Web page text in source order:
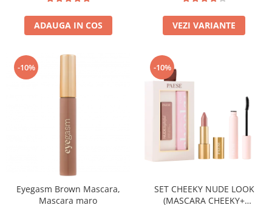
ADAUGA IN COS VEZI VARIANTE
-10%
Eyegasm Brown Mascara,
Mascara maro
-10%
SET CHEEKY NUDE LOOK
(MASCARA CHEEKY+